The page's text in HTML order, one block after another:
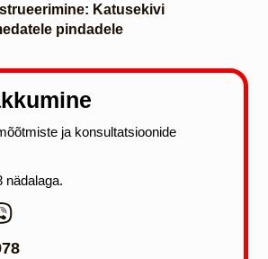
Katusekivi
pindadele
ja konsultatsioonide
nädalaga.